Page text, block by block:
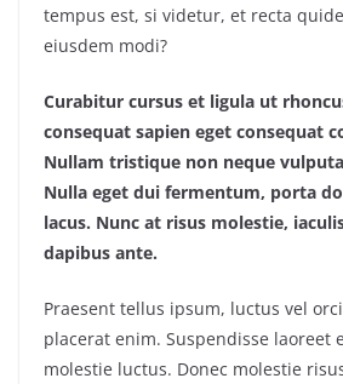
tempus est, si videtur, et recta
eiusdem modi?
Curabitur cursus et ligula ut
consequat sapien eget consequat
Nullam tristique non neque
Nulla eget dui fermentum, porta
lacus. Nunc at risus molestie,
dapibus ante.
Praesent tellus ipsum, luctus vel
placerat enim. Suspendisse laoreet
molestie luctus. Donec molestie